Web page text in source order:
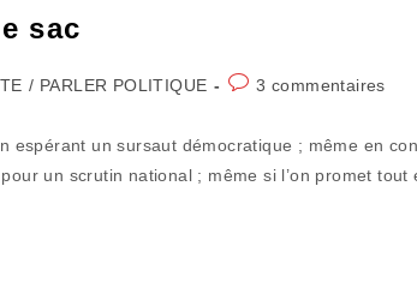
sac
/ PARLER POLITIQUE
Commentaires
publication :
3 commentaires
un sursaut démocratique ; même en
un scrutin national ; même si l’on promet tout